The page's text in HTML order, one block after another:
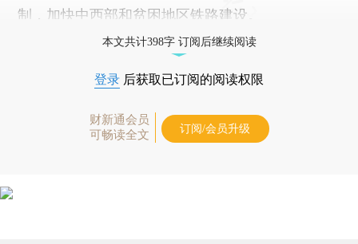
制，加快中西部和贫困地区铁路建设。
本文共计398字 订阅后继续阅读
登录 后获取已订阅的阅读权限
财新通会员
可畅读全文
订阅/会员升级